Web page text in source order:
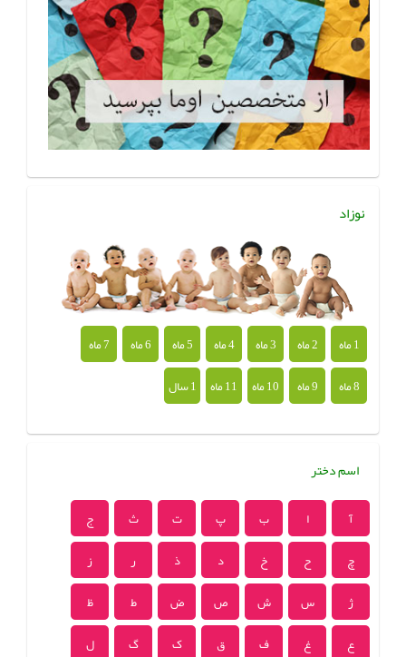
نوزاد
1 ماه 2 ماه 3 ماه 4 ماه 5 ماه 6 ماه
7 ماه
8 ماه
9 ماه 10 ماه 11 ماه 1 سال
اسم دختر
آ ا ب پ ت ث
ج
چ
ح خ د ذ ر
ز
ژ
س ش ص ض ط
ظ
ع
غ ف ق ک گ
ل